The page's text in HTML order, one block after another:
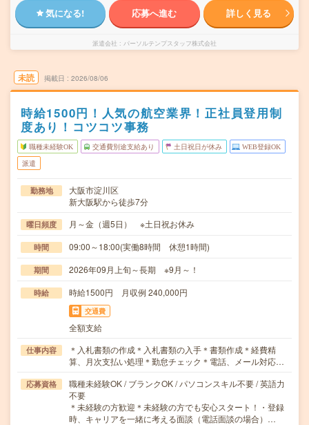
気になる! 応募へ進む 詳しく見る
派遣会社 パーソルテンプスタッフ株式会社
未読 掲載日 2026/08/06
時給1500円！人気の航空業界！正社員登用制
度あり！コツコツ事務
職種未経験OK 交通費別途支給あり 土日祝日が休み WEB登録OK
派遣
勤務地
大阪市淀川区
新大阪駅から徒歩7分
曜日頻度 月～金（週5日） ※土日祝お休み
時間 09:00～18:00(実働8時間 休憩1時間)
期間 2026年09月上旬～長期 ※9月～！
時給 時給1500円 月収例 240,000円
交通費
全額支給
仕事内容
＊入札書類の作成＊入札書類の入手＊書類作成＊経費精
算、月次支払い処理＊勤怠チェック＊電話、メール対応…
応募資格
職種未経験OK / ブランクOK / パソコンスキル不要 / 英語力
不要
＊未経験の方歓迎＊未経験の方でも安心スタート！・登録
時、キャリアを一緒に考える面談（電話面談の場合）…